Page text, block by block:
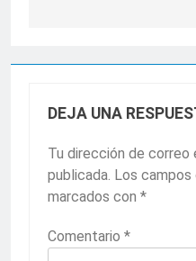
DEJA UNA
Tu dirección de
publicada. Los
marcados con *
Comentario *